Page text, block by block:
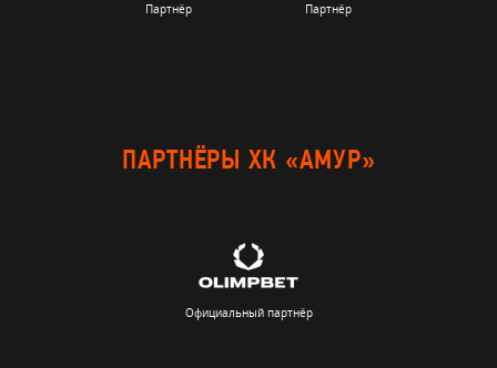
Партнёр Партнёр
ПАРТНЁРЫ ХК «АМУР»
Официальный партнёр